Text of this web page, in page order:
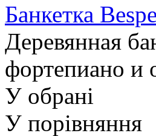
Банкетка
Деревянная
фортепиано и
У обрані
У порівняння